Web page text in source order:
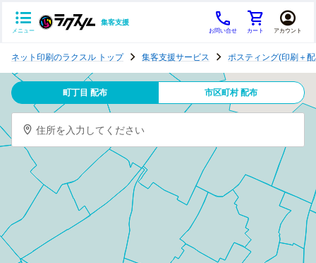
メニュー
集客支援
お問い合せ カート アカウント
テ
ン
グ
ネット印刷のラクスル トップ 集客支援サービス ポスティング(印刷＋
町丁目 配布 市区町村 配布
住所を入力してください